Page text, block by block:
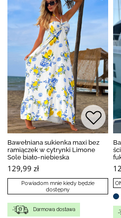
Bawełniana sukienka maxi bez
ramiączek w cytrynki Limone
Sole biało-niebieska
129,99 zł
Powiadom mnie kiedy będzie
dostępny
Darmowa dostawa